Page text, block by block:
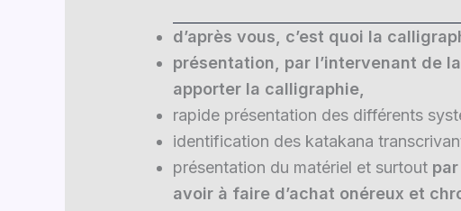
d’après vous, c’est quoi la
présentation, par l’intervenant de
apporter la calligraphie,
rapide présentation des différents
identification des katakana
présentation du matériel et surtout
avoir à faire d’achat onéreux et